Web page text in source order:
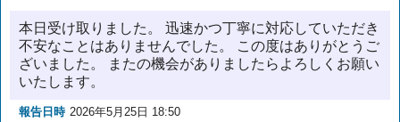
本日受け取りました。 迅速かつ丁寧に対応していただき
不安なことはありませんでした。 この度はありがとうご
ざいました。 またの機会がありましたらよろしくお願い
いたします。
報告日時 2026年5月25日 18:50